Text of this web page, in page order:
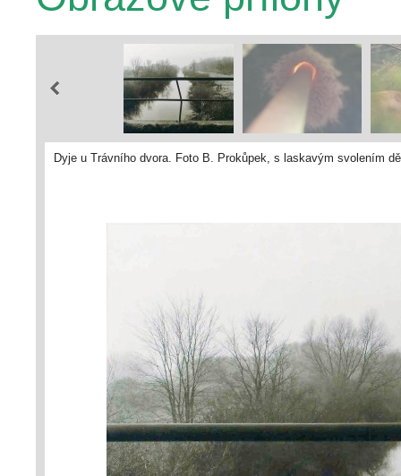
Dyje u Trávního dvora. Foto B. Prokůpek, s laskavým svolením